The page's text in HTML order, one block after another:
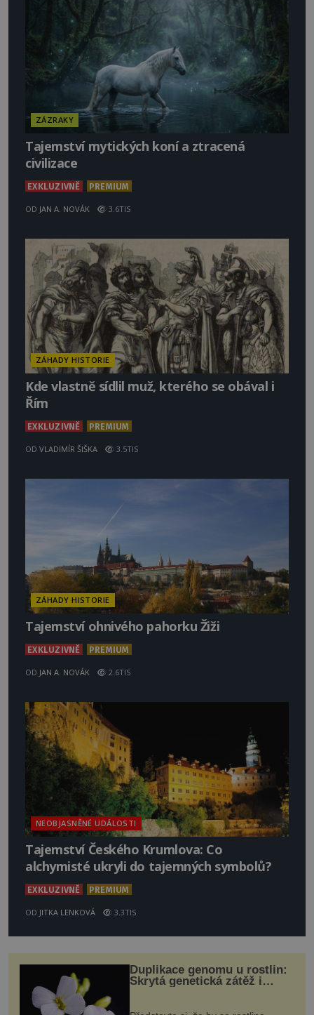
1940 snaží vytáhnout ze skalní pukliny psa, který
tam zapadl. Během této
ZÁZRAKY
Tajemství mytických koní a ztracená
civilizace
EXKLUZIVNĚ PREMIUM
OD JAN A. NOVÁK 3.6TIS
ZÁHADY HISTORIE
Kde vlastně sídlil muž, kterého se obával i
Řím
EXKLUZIVNĚ PREMIUM
OD VLADIMÍR ŠIŠKA 3.5TIS
ZÁHADY HISTORIE
Tajemství ohnivého pahorku Žiži
EXKLUZIVNĚ PREMIUM
OD JAN A. NOVÁK 2.6TIS
NEOBJASNĚNÉ UDÁLOSTI
Tajemství Českého Krumlova: Co
alchymisté ukryli do tajemných symbolů?
EXKLUZIVNĚ PREMIUM
OD JITKA LENKOVÁ 3.3TIS
Duplikace genomu u rostlin:
Skrytá genetická zátěž i